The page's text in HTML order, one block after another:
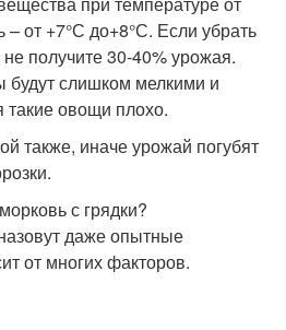
от +7°С до+8°С. Если убрать
получите 30-40% урожая.
слишком мелкими и
такие овощи плохо.
также, иначе урожай погубят
с грядки?
даже опытные
от многих факторов.